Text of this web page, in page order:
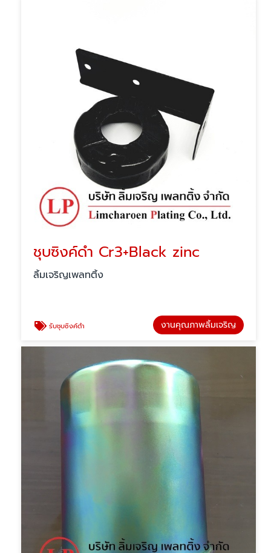
ชุบซิงค์ดำ Cr3+Black zinc
ลิ้มเจริญเพลทติ้ง
รับชุบซิงค์ดำ งานคุณภาพลิ้มเจริญ